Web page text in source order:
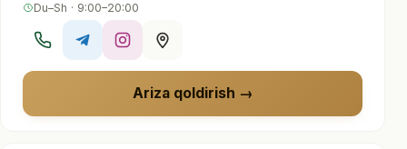
Du–Sh · 9:00–20:00
Ariza qoldirish